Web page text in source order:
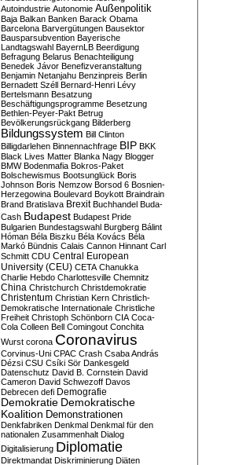
Autoindustrie Autonomie Außenpolitik
Baja Balkan Banken Barack Obama
Barcelona Barvergütungen Bausektor
Bausparsubvention Bayerische
Landtagswahl BayernLB Beerdigung
Befragung Belarus Benachteiligung
Benedek Jávor Benefizveranstaltung
Benjamin Netanjahu Benzinpreis Berlin
Bernadett Széll Bernard-Henri Lévy
Bertelsmann Besatzung
Beschäftigungsprogramme Besetzung
Bethlen-Peyer-Pakt Betrug
Bevölkerungsrückgang Bilderberg
Bildungssystem Bill Clinton
Billigdarlehen Binnennachfrage BIP BKK
Black Lives Matter Blanka Nagy Blogger
BMW Bodenmafia Bokros-Paket
Bolschewismus Bootsunglück Boris
Johnson Boris Nemzow Borsod 6 Bosnien-
Herzegowina Boulevard Boykott Braindrain
Brand Bratislava Brexit Buchhandel Buda-
Cash Budapest Budapest Pride
Bulgarien Bundestagswahl Burgberg Bálint
Hóman Béla Biszku Béla Kovács Béla
Markó Bündnis Calais Cannon Hinnant Carl
Schmitt CDU Central European
University (CEU) CETA Chanukka
Charlie Hebdo Charlottesville Chemnitz
China Christchurch Christdemokratie
Christentum Christian Kern Christlich-
Demokratische Internationale Christliche
Freiheit Christoph Schönborn CIA Coca-
Cola Colleen Bell Comingout Conchita
Wurst corona Coronavirus
Corvinus-Uni CPAC Crash Csaba András
Dézsi CSU Csíki Sör Dankesgeld
Datenschutz David B. Cornstein David
Cameron David Schwezoff Davos
Debrecen defi Demografie
Demokratie Demokratische
Koalition Demonstrationen
Denkfabriken Denkmal Denkmal für den
nationalen Zusammenhalt Dialog
Digitalisierung Diplomatie
Direktmandat Diskriminierung Diäten